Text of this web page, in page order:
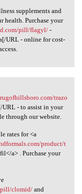
supplements and
health. Purchase your
pill/flagyl/-
URL - online for cost-
[URL
trazo
- to assist in your
through our website.
rates for <a
product/t
a> . Purchase your
pill/clomid/and